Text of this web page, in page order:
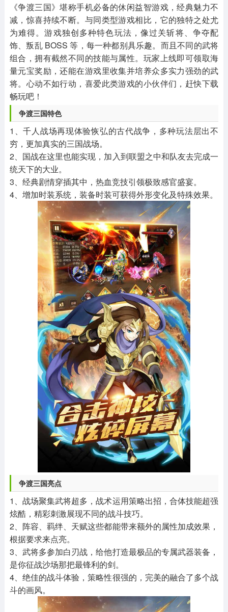
《争渡三国》堪称手机必备的休闲益智游戏，经典魅力不
减，惊喜持续不断。与同类型游戏相比，它的独特之处尤
为难得。游戏独创多种特色玩法，像过关斩将、争夺配
饰、叛乱 BOSS 等，每一种都别具乐趣。而且不同的武将
组合，拥有截然不同的技能与属性。玩家上线即可领取海
量元宝奖励，还能在游戏里收集并培养众多实力强劲的武
将。心动不如行动，喜爱此类游戏的小伙伴们，赶快下载
畅玩吧！
争渡三国特色
1、千人战场再现体验恢弘的古代战争，多种玩法层出不
穷，更加真实的三国战场。
2、国战在这里也能实现，加入到联盟之中和队友去完成一
统天下的大业。
3、经典剧情穿插其中，热血竞技引领极致感官盛宴。
4、增加时装系统，装备时装可获得外形变化及特殊效果。
争渡三国亮点
1、战场聚集武将超多，战术运用策略出招，合体技能超强
炫酷，精彩刺激展现不同的战斗技巧。
2、阵容、羁绊、天赋这些都能带来额外的属性加成效果，
根据要求来点亮。
3、武将多参加白刃战，给他打造最极品的专属武器装备，
是你征战沙场那把最锋利的剑。
4、绝佳的战斗体验，策略性很强的，完美的融合了多个战
斗的画风。